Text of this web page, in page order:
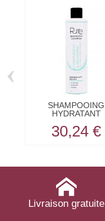
SHAMPOOING
HYDRATANT
chien...
30,24 €
‹
Livraison gratuite